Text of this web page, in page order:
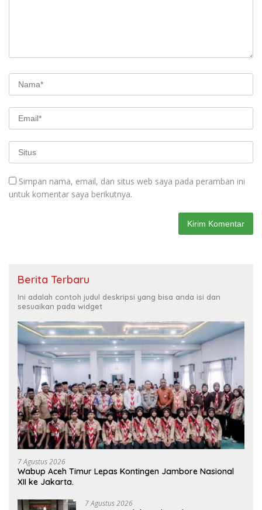
Simpan nama, email, dan situs web saya pada peramban ini
untuk komentar saya berikutnya.
Berita Terbaru
Ini adalah contoh judul deskripsi yang bisa anda isi dan
sesuaikan pada widget
7 Agustus 2026
Wabup Aceh Timur Lepas Kontingen Jambore Nasional
XII ke Jakarta.
7 Agustus 2026